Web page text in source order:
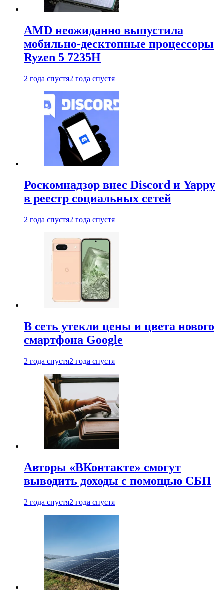
AMD неожиданно выпустила
мобильно-десктопные процессоры
Ryzen 5 7235H
2 года спустя2 года спустя
Роскомнадзор внес Discord и Yappy
в реестр социальных сетей
2 года спустя2 года спустя
В сеть утекли цены и цвета нового
смартфона Google
2 года спустя2 года спустя
Авторы «ВКонтакте» смогут
выводить доходы с помощью СБП
2 года спустя2 года спустя